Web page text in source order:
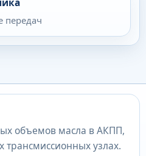
передач
объемов масла в АКПП,
трансмиссионных узлах.